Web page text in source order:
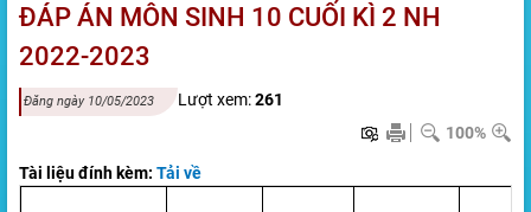
ĐÁP ÁN MÔN SINH 10 CUỐI KÌ 2 NH
2022-2023
Đăng ngày 10/05/2023 Lượt xem:261
100%
Tài liệu đính kèm: Tải về